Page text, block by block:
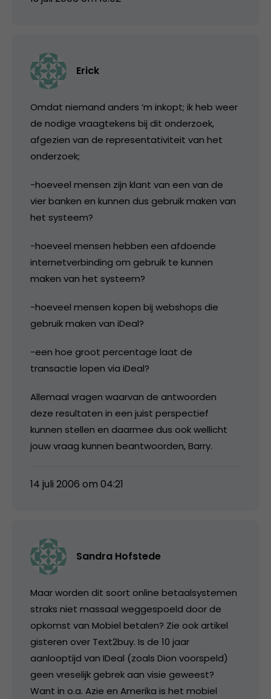
Erick
Omdat niemand anders ‘m inkopt; ik heb weer
de nodige vraagtekens bij dit onderzoek,
afgezien van de representativiteit van het
onderzoek;
-hoeveel mensen zijn klant van een van de
vier banken en kunnen dus gebruik maken van
het systeem?
-hoeveel mensen hebben een afdoende
internetverbinding om gebruik te kunnen
maken van het systeem?
-hoeveel mensen kopen bij webshops die
gebruik maken van iDeal?
-een hoe groot percentage laat de
transactie lopen via iDeal?
Allemaal vragen waarvan de antwoorden
deze resultaten in een juist perspectief
kunnen stellen en daarmee dus ook wellicht
jouw vraag kunnen beantwoorden, Barry.
14 juli 2006 om 04:21
Sandra Hofstede
Maar worden dit soort online betaalsystemen
straks niet massaal weggespoeld door de
opkomst van Mobiel betalen? Zie ook artikel
gisteren over Text2buy. Is de 10 jaar
aanlooptijd van IDeal (zoals Dion voorspeld)
geen vreselijk gebrek aan visie geweest?
Want in o.a. Azie en Amerika is het mobiel